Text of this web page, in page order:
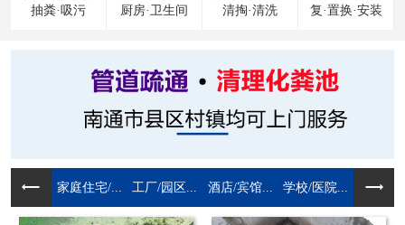
抽粪·吸污
厨房·卫生间
清掏·清洗
复·置换·安装
家庭住宅/... 工厂/园区... 酒店/宾馆... 学校/医院...